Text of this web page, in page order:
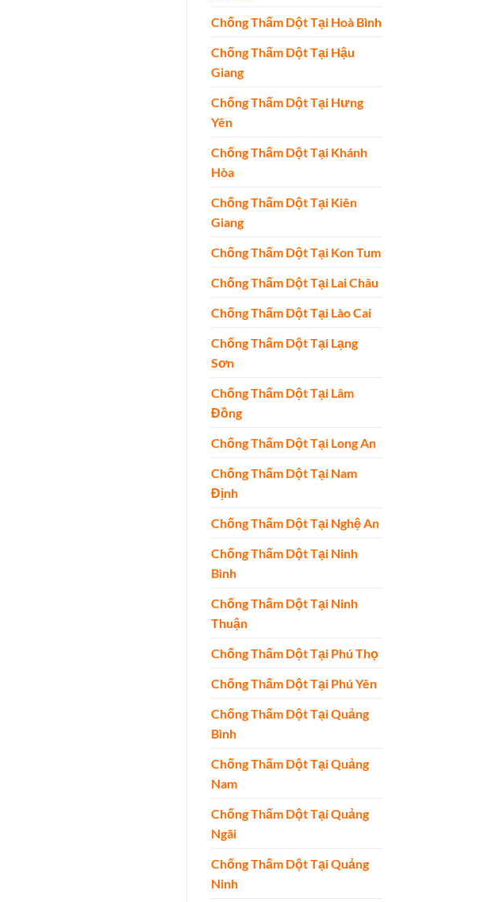
Chống Thấm Dột Tại Hoà Bình
Chống Thấm Dột Tại Hậu
Giang
Chống Thấm Dột Tại Hưng
Yên
Chống Thấm Dột Tại Khánh
Hòa
Chống Thấm Dột Tại Kiên
Giang
Chống Thấm Dột Tại Kon Tum
Chống Thấm Dột Tại Lai Châu
Chống Thấm Dột Tại Lào Cai
Chống Thấm Dột Tại Lạng
Sơn
Chống Thấm Dột Tại Lâm
Đồng
Chống Thấm Dột Tại Long An
Chống Thấm Dột Tại Nam
Định
Chống Thấm Dột Tại Nghệ An
Chống Thấm Dột Tại Ninh
Bình
Chống Thấm Dột Tại Ninh
Thuận
Chống Thấm Dột Tại Phú Thọ
Chống Thấm Dột Tại Phú Yên
Chống Thấm Dột Tại Quảng
Bình
Chống Thấm Dột Tại Quảng
Nam
Chống Thấm Dột Tại Quảng
Ngãi
Chống Thấm Dột Tại Quảng
Ninh